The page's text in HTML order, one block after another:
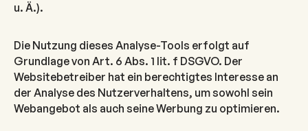
u. Ä.).
Die Nutzung dieses Analyse-Tools erfolgt auf
Grundlage von Art. 6 Abs. 1 lit. f DSGVO. Der
Websitebetreiber hat ein berechtigtes Interesse an
der Analyse des Nutzerverhaltens, um sowohl sein
Webangebot als auch seine Werbung zu optimieren.